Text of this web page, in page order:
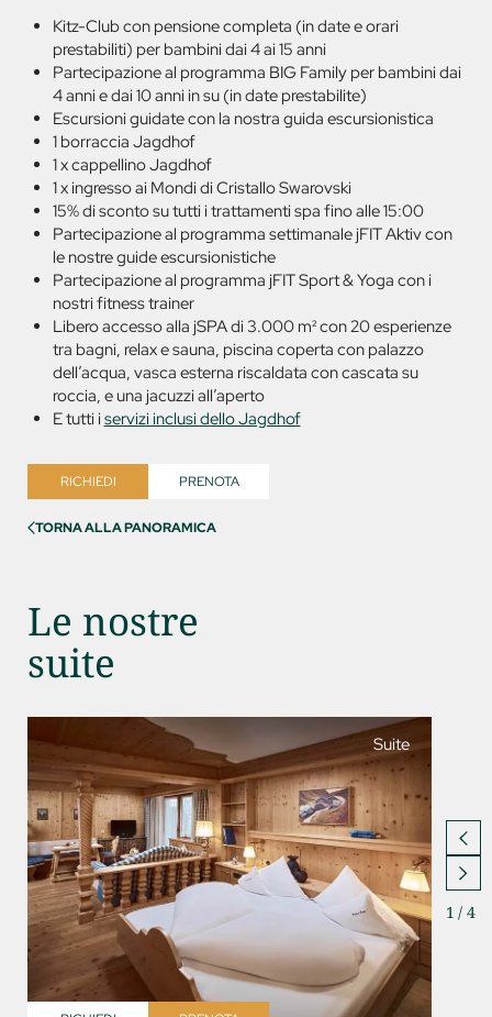
Kitz-Club con pensione completa (in date e orari
prestabiliti) per bambini dai 4 ai 15 anni
Partecipazione al programma BIG Family per bambini dai
4 anni e dai 10 anni in su (in date prestabilite)
Escursioni guidate con la nostra guida escursionistica
1 borraccia Jagdhof
1 x cappellino Jagdhof
1 x ingresso ai Mondi di Cristallo Swarovski
15% di sconto su tutti i trattamenti spa fino alle 15:00
Partecipazione al programma settimanale jFIT Aktiv con
le nostre guide escursionistiche
Partecipazione al programma jFIT Sport & Yoga con i
nostri fitness trainer
Libero accesso alla jSPA di 3.000 m² con 20 esperienze
tra bagni, relax e sauna, piscina coperta con palazzo
dell’acqua, vasca esterna riscaldata con cascata su
roccia, e una jacuzzi all’aperto
E tutti iservizi inclusi dello Jagdhof
RICHIEDI PRENOTA
TORNA ALLA PANORAMICA
Le nostre
suite
1 / 4
Suite